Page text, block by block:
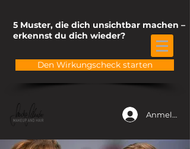
5 Muster, die dich unsichtbar machen –
erkennst du dich wieder?
Den Wirkungscheck starten
Anmelden